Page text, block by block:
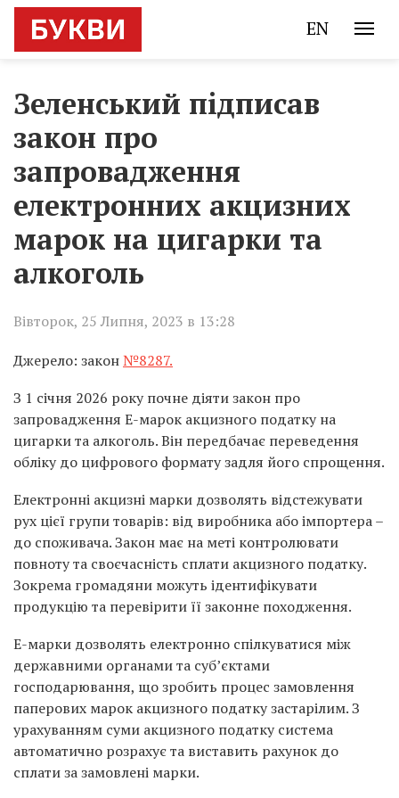
EN
Зеленський підписав
закон про
запровадження
електронних акцизних
марок на цигарки та
алкоголь
Вівторок, 25 Липня, 2023 в 13:28
Джерело: закон№8287.
З 1 січня 2026 року почне діяти закон про
запровадження Е-марок акцизного податку на
цигарки та алкоголь. Він передбачає переведення
обліку до цифрового формату задля його спрощення.
Електронні акцизні марки дозволять відстежувати
рух цієї групи товарів: від виробника або імпортера –
до споживача. Закон має на меті контролювати
повноту та своєчасність сплати акцизного податку.
Зокрема громадяни можуть ідентифікувати
продукцію та перевірити її законне походження.
Е-марки дозволять електронно спілкуватися між
державними органами та суб’єктами
господарювання, що зробить процес замовлення
паперових марок акцизного податку застарілим. З
урахуванням суми акцизного податку система
автоматично розрахує та виставить рахунок до
сплати за замовлені марки.